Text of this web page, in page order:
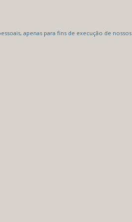
apenas para fins de execução de nossos